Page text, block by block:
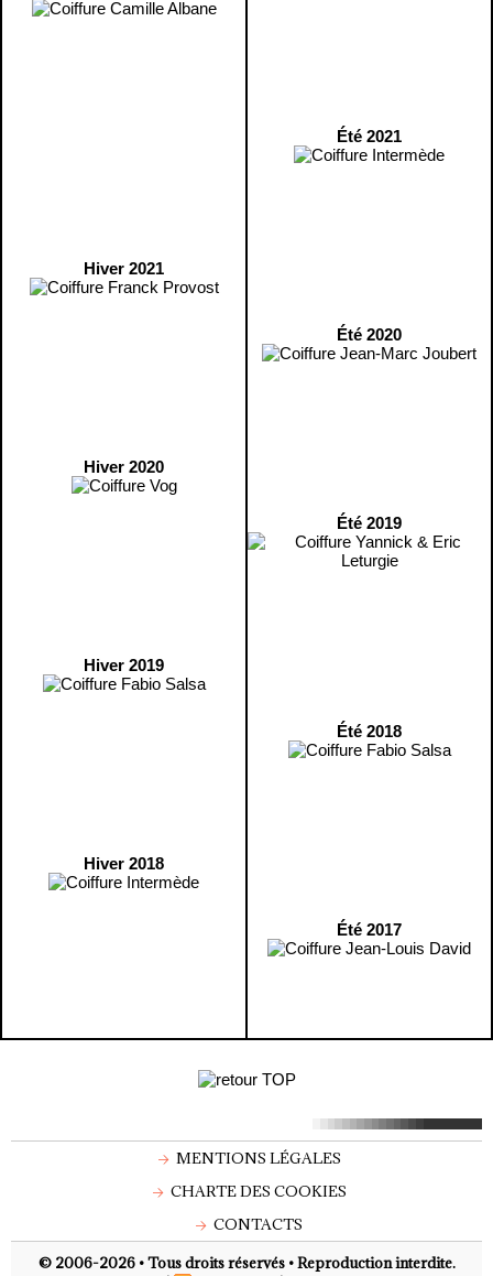
Hiver 2021
Hiver 2020
Hiver 2019
Hiver 2018
Été 2021
Été 2020
Été 2019
Été 2018
Été 2017
MENTIONS LÉGALES
CHARTE DES COOKIES
CONTACTS
© 2006-2026 • Tous droits réservés • Reproduction interdite.